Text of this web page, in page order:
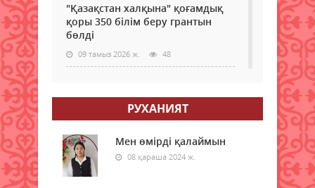
"Қазақстан халқына" қоғамдық
қоры 350 білім беру грантын
бөлді
09 тамыз 2026 ж. 48
жүздеген жылдар бойы көмірден
09 тамыз 2026 ж.
Бүгін қай қалада ауа сапасы
нашарлайды
РУХАНИЯТ
Мен өмірді қалаймын
08 қараша 2024 ж.